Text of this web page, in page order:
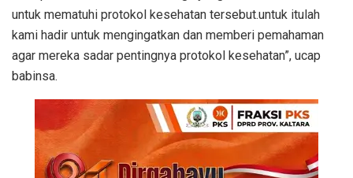
untuk mematuhi protokol kesehatan tersebut.untuk itulah
kami hadir untuk mengingatkan dan memberi pemahaman
agar mereka sadar pentingnya protokol kesehatan”, ucap
babinsa.